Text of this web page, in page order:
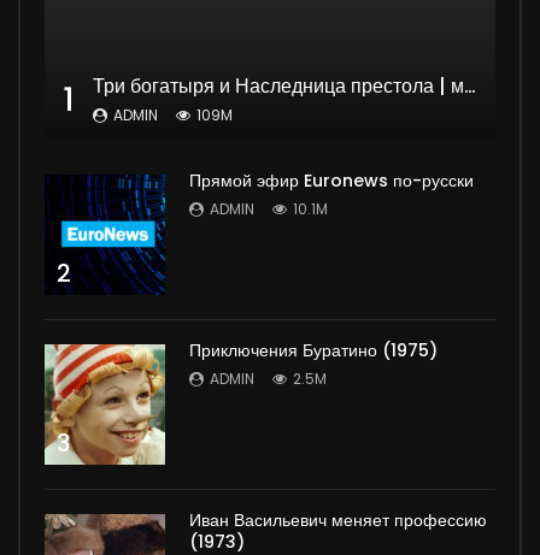
1 Три богатыря и Наследница престола | мультфильм
ADMIN 109M
2
Прямой эфир Euronews по-русски
ADMIN 10.1M
3
Приключения Буратино (1975)
ADMIN 2.5M
Иван Васильевич меняет профессию
(1973)